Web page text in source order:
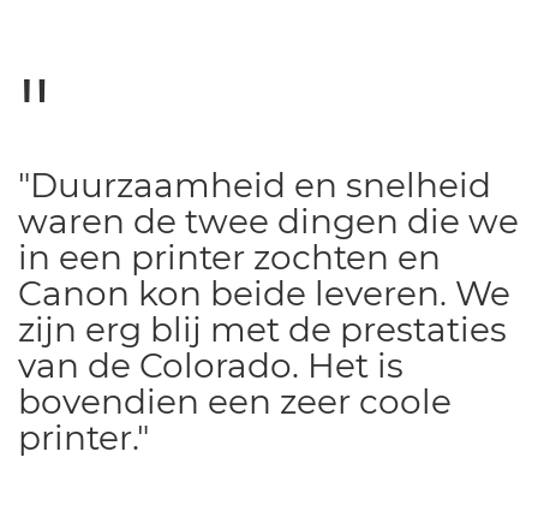
"Duurzaamheid en snelheid
waren de twee dingen die we
in een printer zochten en
Canon kon beide leveren. We
zijn erg blij met de prestaties
van de Colorado. Het is
bovendien een zeer coole
printer."